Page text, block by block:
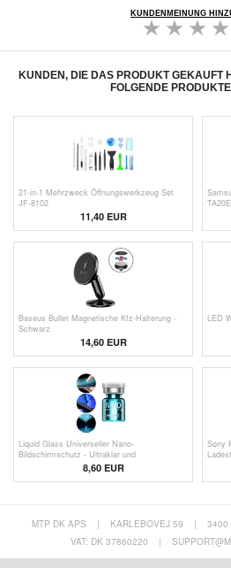
KUNDENMEINUNG
KUNDEN, DIE DAS PRODUKT GEKAUFT
FOLGENDE
21-in-1 Mehrzweck Öffnungswerkzeug Set
JF-8102
11,40 EUR
Baseus Bullet Magnetische Kfz-Halterung -
Schwarz
14,60 EUR
LED
Liquid Glass Universeller Nano-
Bildschirmschutz - Ultraklar und
fingerabdruckfreundlich8,60 EUR
Sony
MTP DK APS | KARLEBOVEJ 59 | 3400
VAT: DK 37860220
|